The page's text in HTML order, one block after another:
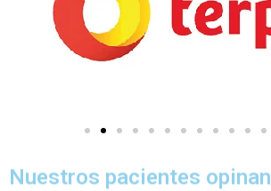
Nuestros pacientes opinan